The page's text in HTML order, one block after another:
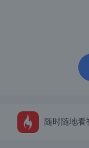
战，也是对知
分享知识的
与传播的使命
随时随地看